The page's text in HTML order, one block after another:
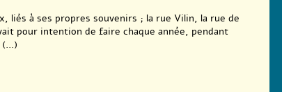
liés à ses propres souvenirs ; la rue Vilin, la rue de
pour intention de faire chaque année, pendant